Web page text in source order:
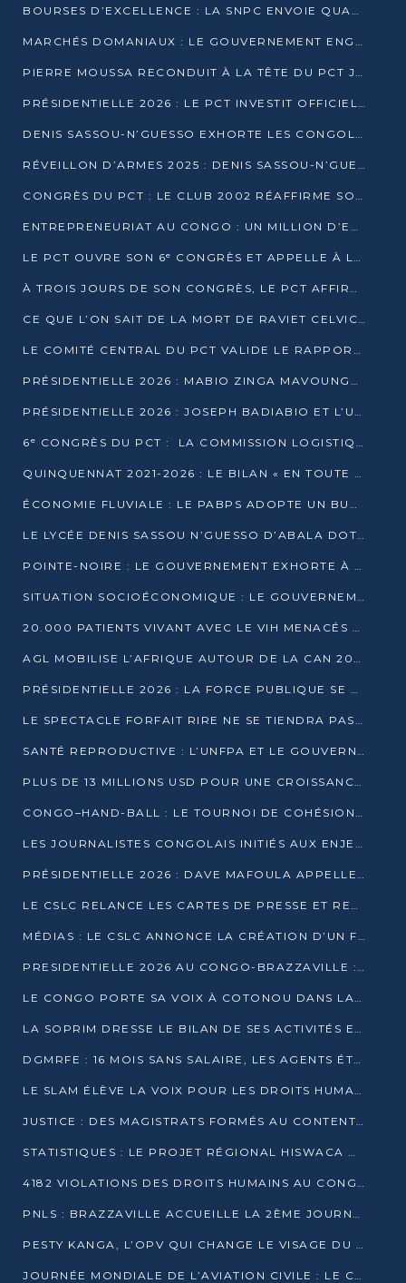
BOURSES D’EXCELLENCE : LA SNPC ENVOIE QUATRE NOUVEAUX TALENTS CONGOLAIS SE FORMER À BAKOU
MARCHÉS DOMANIAUX : LE GOUVERNEMENT ENGAGE LA STRUCTURATION DES TAXES D’ASSAINISSEMENT
PIERRE MOUSSA RECONDUIT À LA TÊTE DU PCT JUSQU’EN 2031
PRÉSIDENTIELLE 2026 : LE PCT INVESTIT OFFICIELLEMENT DENIS SASSOU NGUESSO
DENIS SASSOU-N’GUESSO EXHORTE LES CONGOLAIS À L’UNITÉ ET AU FAIR-PLAY DÉMOCRATIQUE EN 2026
RÉVEILLON D’ARMES 2025 : DENIS SASSOU-N’GUESSO GARANTIT DES ÉLECTIONS 2026 PAISIBLES ET SÉCURISÉES
CONGRÈS DU PCT : LE CLUB 2002 RÉAFFIRME SON SOUTIEN À DENIS SASSOU-N’GUESSO POUR 2026
ENTREPRENEURIAT AU CONGO : UN MILLION D’EUROS POUR FINANCER LES STARTUPS DÈS 2026
LE PCT OUVRE SON 6ᵉ CONGRÈS ET APPELLE À LA CANDIDATURE DE DENIS SASSOU NGUESSO
À TROIS JOURS DE SON CONGRÈS, LE PCT AFFIRME AVOIR ATTEINT TOUS SES OBJECTIFS
CE QUE L’ON SAIT DE LA MORT DE RAVIET CELVIC N’TSIANTSIE
LE COMITÉ CENTRAL DU PCT VALIDE LE RAPPORT DU CONGRÈS ET SOUTIENT DENIS SASSOU N’GUESSO
PRÉSIDENTIELLE 2026 : MABIO ZINGA MAVOUNGOU DÉCLARE SA CANDIDATURE ET CHARGE LE BILAN DU PCT
PRÉSIDENTIELLE 2026 : JOSEPH BADIABIO ET L’UDH-YUKI JOUENT LA PRUDENCE
6ᵉ CONGRÈS DU PCT : LA COMMISSION LOGISTIQUE ASSURE LA DISTRIBUTION DES KITS
QUINQUENNAT 2021-2026 : LE BILAN « EN TOUTE TRANSPARENCE » PRÉSENTÉ À LA PRESSE
ÉCONOMIE FLUVIALE : LE PABPS ADOPTE UN BUDGET 2026 DE PLUS DE 2,7 MILLIARDS FCFA
LE LYCÉE DENIS SASSOU N’GUESSO D’ABALA DOTÉ D’UNE SALLE MULTIMÉDIA
POINTE-NOIRE : LE GOUVERNEMENT EXHORTE À UN USAGE RESPONSABLE DU NOUVEAU MATÉRIEL MUNICIPAL
SITUATION SOCIOÉCONOMIQUE : LE GOUVERNEMENT INTERPELLÉ DEVANT LE SÉNAT
20.000 PATIENTS VIVANT AVEC LE VIH MENACÉS D’ARRÊT DE TRAITEMENT
AGL MOBILISE L’AFRIQUE AUTOUR DE LA CAN 2025
PRÉSIDENTIELLE 2026 : LA FORCE PUBLIQUE SE PRÉPARE À SÉCURISER LE SCRUTIN
LE SPECTACLE FORFAIT RIRE NE SE TIENDRA PAS LE 1ER JANVIER
SANTÉ REPRODUCTIVE : L’UNFPA ET LE GOUVERNEMENT AFFINENT LES PRIORITÉS DE 2026
PLUS DE 13 MILLIONS USD POUR UNE CROISSANCE VERTE ET SOUVERAINE
CONGO–HAND-BALL : LE TOURNOI DE COHÉSION ET DE FRATERNITÉ ALLUME SES LAMPIONS À BRAZZAVILLE
LES JOURNALISTES CONGOLAIS INITIÉS AUX ENJEUX DE L’ÉCONOMIE BLEUE
PRÉSIDENTIELLE 2026 : DAVE MAFOULA APPELLE LES CONGOLAIS À UN « NOUVEAU DÉPART »
LE CSLC RELANCE LES CARTES DE PRESSE ET RECONNAÎT OFFICIELLEMENT LES MÉDIAS EN LIGNE
MÉDIAS : LE CSLC ANNONCE LA CRÉATION D’UN FONDS D’APPUI À LA PRESSE
PRESIDENTIELLE 2026 AU CONGO-BRAZZAVILLE : UN CASTING ÉLARGI
LE CONGO PORTE SA VOIX À COTONOU DANS LA LUTTE CONTRE LA TUBERCULOSE
LA SOPRIM DRESSE LE BILAN DE SES ACTIVITÉS ET FIXE DE NOUVELLES PRIORITÉS
DGMRFE : 16 MOIS SANS SALAIRE, LES AGENTS ÉTOUFFENT DANS LE SILENCE
LE SLAM ÉLÈVE LA VOIX POUR LES DROITS HUMAINS À BRAZZAVILLE
JUSTICE : DES MAGISTRATS FORMÉS AU CONTENTIEUX DE LA PROPRIÉTÉ INTELLECTUELLE
STATISTIQUES : LE PROJET RÉGIONAL HISWACA OFFICIELLEMENT LANCÉ AU CONGO
4182 VIOLATIONS DES DROITS HUMAINS AU CONGO EN 2025 SELON LE CAD
PNLS : BRAZZAVILLE ACCUEILLE LA 2ÈME JOURNÉE SCIENTIFIQUE SUR LE VIH/SIDA
PESTY KANGA, L’OPV QUI CHANGE LE VISAGE DU REPORTAGE AU CONGO
JOURNÉE MONDIALE DE L’AVIATION CIVILE : LE CONGO MISE SUR L’INNOVATION ET LA SÉCURITÉ